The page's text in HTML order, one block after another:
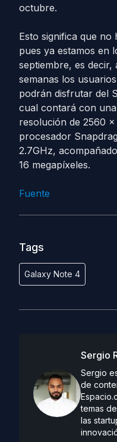
octubre.
Esto significa que no
pues ya estamos en
septiembre, es
semanas los
podrán disfrutar del
cual contará con
resolución de 2560
procesador
2.7GHz,
16 megapíxeles.
Fuente
Tags
Galaxy Note 4
Sergio
Sergio
de
temas
las